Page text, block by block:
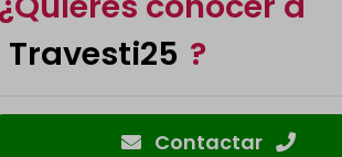
Travesti25 ?
Contactar